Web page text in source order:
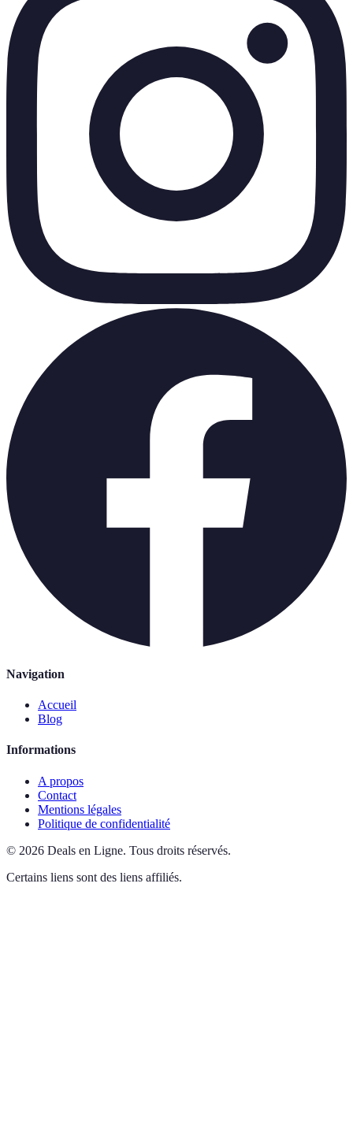
Navigation
Accueil
Blog
Informations
A propos
Contact
Mentions légales
Politique de confidentialité
© 2026 Deals en Ligne. Tous droits réservés.
Certains liens sont des liens affiliés.